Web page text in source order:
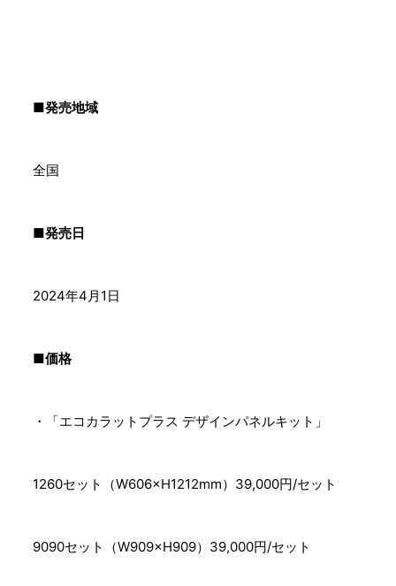
■発売地域
全国
■発売日
2024年4月1日
■価格
・「エコカラットプラス デザインパネルキット」
1260セット（W606×H1212mm）39,000円/セット
9090セット（W909×H909）39,000円/セット